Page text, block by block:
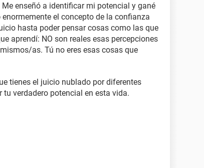
enseñó a identificar mi potencial y gané
el concepto de la confianza
hasta poder pensar cosas como las que
aprendí: NO son reales esas percepciones
as. Tú no eres esas cosas que
tienes el juicio nublado por diferentes
tu verdadero potencial en esta vida.